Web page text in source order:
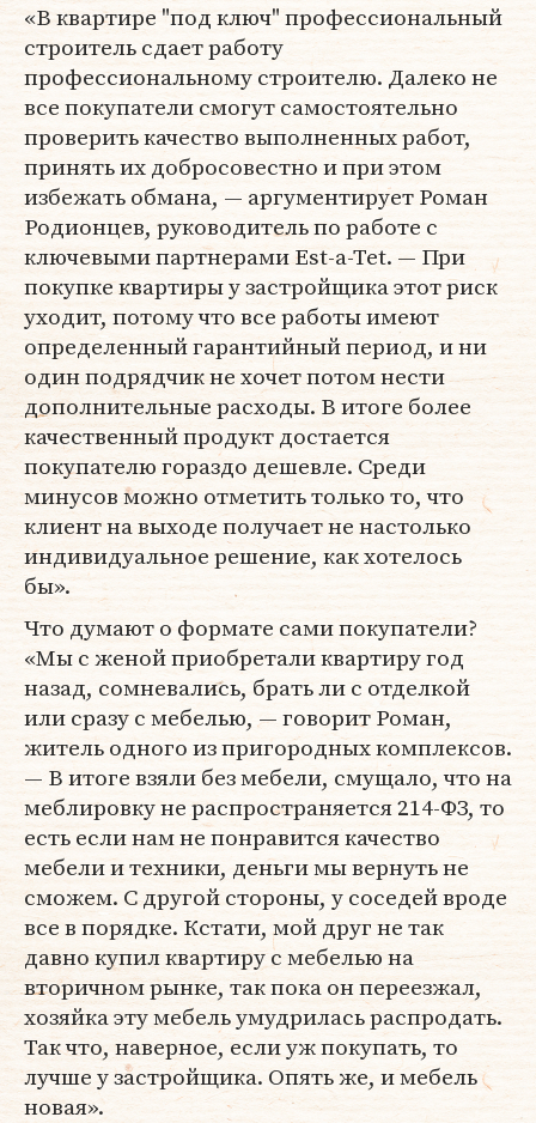
«В квартире "под ключ" профессиональный
строитель сдает работу
профессиональному строителю. Далеко не
все покупатели смогут самостоятельно
проверить качество выполненных работ,
принять их добросовестно и при этом
избежать обмана, — аргументирует Роман
Родионцев, руководитель по работе с
ключевыми партнерами Est-a-Tet. — При
покупке квартиры у застройщика этот риск
уходит, потому что все работы имеют
определенный гарантийный период, и ни
один подрядчик не хочет потом нести
дополнительные расходы. В итоге более
качественный продукт достается
покупателю гораздо дешевле. Среди
минусов можно отметить только то, что
клиент на выходе получает не настолько
индивидуальное решение, как хотелось
бы».
Что думают о формате сами покупатели?
«Мы с женой приобретали квартиру год
назад, сомневались, брать ли с отделкой
или сразу с мебелью, — говорит Роман,
житель одного из пригородных комплексов.
— В итоге взяли без мебели, смущало, что на
меблировку не распространяется 214-ФЗ, то
есть если нам не понравится качество
мебели и техники, деньги мы вернуть не
сможем. С другой стороны, у соседей вроде
все в порядке. Кстати, мой друг не так
давно купил квартиру с мебелью на
вторичном рынке, так пока он переезжал,
хозяйка эту мебель умудрилась распродать.
Так что, наверное, если уж покупать, то
лучше у застройщика. Опять же, и мебель
новая».